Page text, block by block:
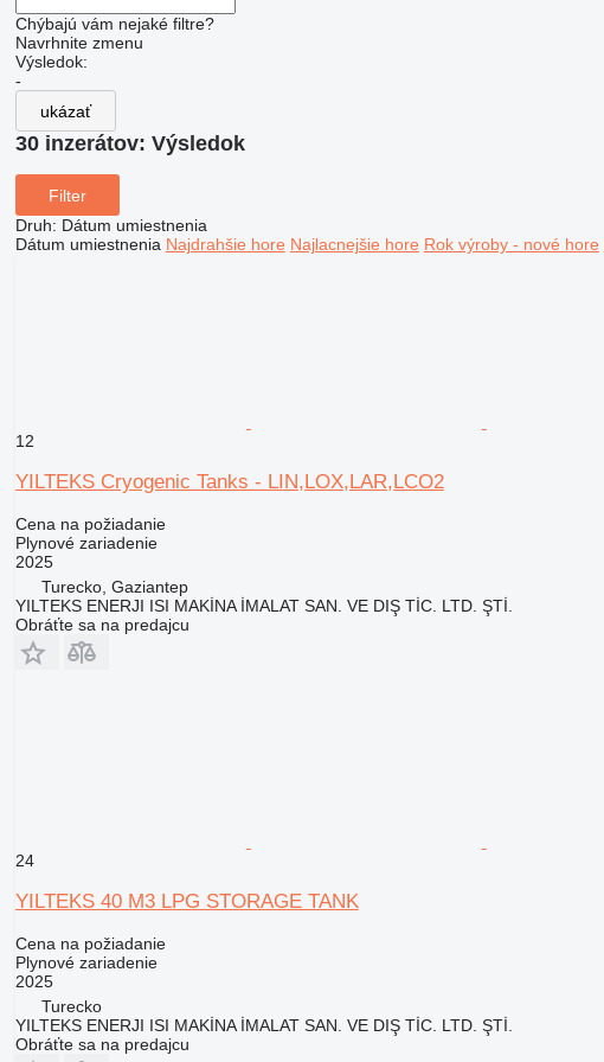
Chýbajú vám nejaké filtre?
Navrhnite zmenu
Výsledok:
-
ukázať
30 inzerátov: Výsledok
Filter
Druh: Dátum umiestnenia
Dátum umiestnenia Najdrahšie hore Najlacnejšie hore Rok výroby - nové hore
12
YILTEKS Cryogenic Tanks - LIN,LOX,LAR,LCO2
Cena na požiadanie
Plynové zariadenie
2025
Turecko, Gaziantep
YILTEKS ENERJI ISI MAKİNA İMALAT SAN. VE DIŞ TİC. LTD. ŞTİ.
Obráťte sa na predajcu
24
YILTEKS 40 M3 LPG STORAGE TANK
Cena na požiadanie
Plynové zariadenie
2025
Turecko
YILTEKS ENERJI ISI MAKİNA İMALAT SAN. VE DIŞ TİC. LTD. ŞTİ.
Obráťte sa na predajcu